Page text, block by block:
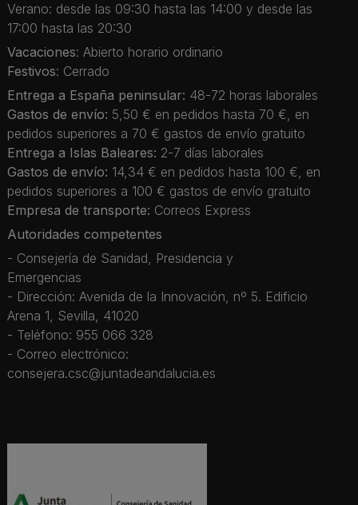
Verano: desde las 09:30 hasta las 14:00 y desde las
17:00 hasta las 20:30
Vacaciones: Abierto horario ordinario
Festivos: Cerrado
Entrega a España peninsular: 48-72 horas laborales
Gastos de envío: 5,50 € en pedidos hasta 70 €, en
pedidos superiores a 70 € gastos de envío gratuito
Entrega a Islas Baleares: 2-7 días laborales
Gastos de envío: 14,34 € en pedidos hasta 100 €, en
pedidos superiores a 100 € gastos de envío gratuito
Empresa de transporte: Correos Express
Autoridades competentes
- Consejería de Sanidad, Presidencia y
Emergencias
- Dirección: Avenida de la Innovación, nº 5. Edificio
Arena 1, Sevilla, 41020
- Teléfono: 955 066 328
- Correo electrónico:
consejera.csc@juntadeandalucia.es